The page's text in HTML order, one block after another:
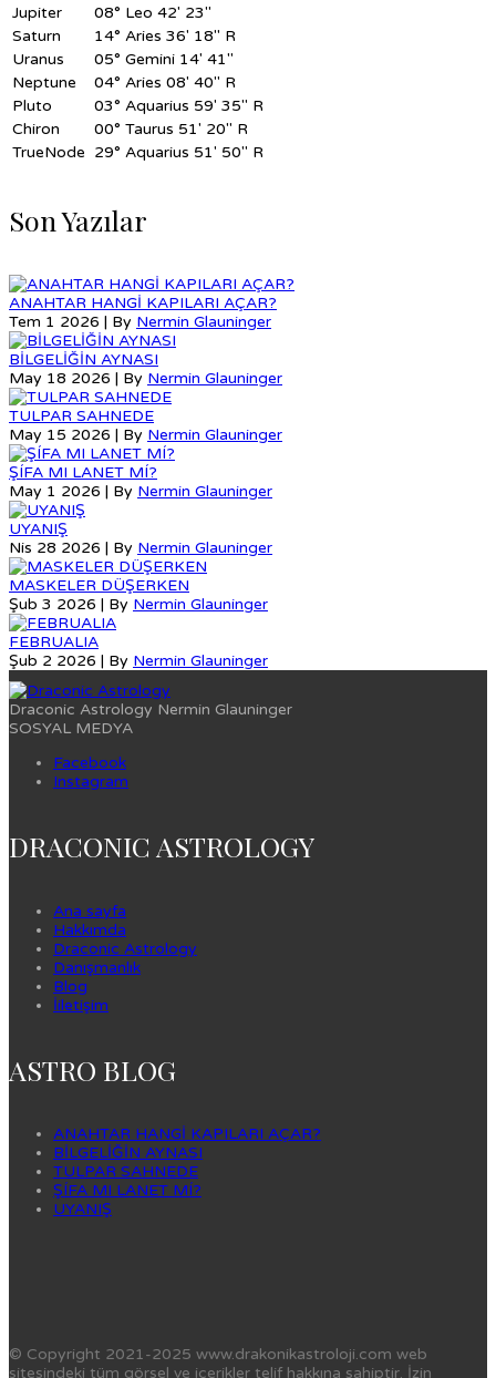
Jupiter
08° Leo 42' 23"
Saturn
14° Aries 36' 18" R
Uranus
05° Gemini 14' 41"
Neptune
04° Aries 08' 40" R
Pluto
03° Aquarius 59' 35" R
Chiron
00° Taurus 51' 20" R
TrueNode 29° Aquarius 51' 50" R
Son Yazılar
ANAHTAR HANGİ KAPILARI AÇAR?
Tem 1 2026 | By Nermin Glauninger
BİLGELİĞİN AYNASI
May 18 2026 | By Nermin Glauninger
TULPAR SAHNEDE
May 15 2026 | By Nermin Glauninger
ŞÍFA MI LANET MÍ?
May 1 2026 | By Nermin Glauninger
UYANIŞ
Nis 28 2026 | By Nermin Glauninger
MASKELER DÜŞERKEN
Şub 3 2026 | By Nermin Glauninger
FEBRUALIA
Şub 2 2026 | By Nermin Glauninger
Draconic Astrology Nermin Glauninger
SOSYAL MEDYA
Facebook
Instagram
DRACONIC ASTROLOGY
Ana sayfa
Hakkımda
Draconic Astrology
Danışmanlık
Blog
İiletişim
ASTRO BLOG
ANAHTAR HANGİ KAPILARI AÇAR?
BİLGELİĞİN AYNASI
TULPAR SAHNEDE
ŞÍFA MI LANET MÍ?
UYANIŞ
© Copyright 2021-2025 www.drakonikastroloji.com web
sitesindeki tüm görsel ve içerikler telif hakkına sahiptir. İzin